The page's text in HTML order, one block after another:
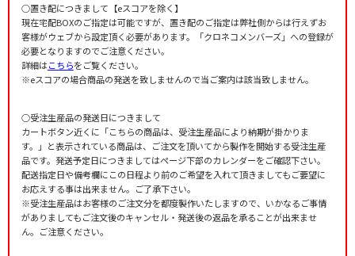
○置き配につきまして【eスコアを除く】
現在宅配BOXのご指定は可能ですが、置き配のご指定は弊社側からは行えずお
客様がウェブから設定頂く必要があります。「クロネコメンバーズ」への登録が
必要となりますのでご注意ください。
詳細はこちらをご覧ください。
※eスコアの場合商品の発送を致しませんので当ご案内は該当致しません。
○受注生産品の発送日につきまして
カートボタン近くに「こちらの商品は、受注生産品により納期が掛かりま
す。」と表示されている商品は、ご注文を頂いてから製作を開始する受注生産
品です。発送予定日につきましてはページ下部のカレンダーをご確認下さい。
配送指定日や備考欄にこの日程より前のご希望を入れて頂きましてもご要望に
お応えする事は出来ません。ご了承下さい。
※受注生産品はお客様のご注文分を都度製作いたしますので、いかなるご事情
がありましてもご注文後のキャンセル・発送後の返品を承ることが出来ませ
ん。ご注意ください。